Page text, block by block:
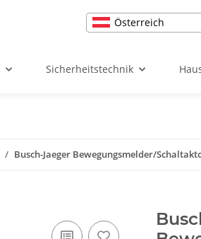
Österreich
Sicherheitstechnik
Busch-Jaeger Bewegungsmelder/